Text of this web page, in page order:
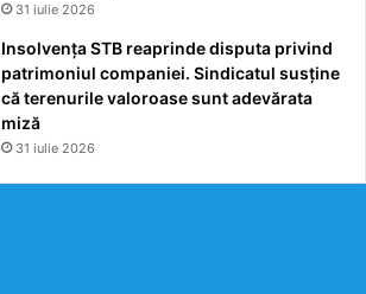
31 iulie 2026
Insolvența STB reaprinde disputa privind
patrimoniul companiei. Sindicatul susține
că terenurile valoroase sunt adevărata
miză
31 iulie 2026